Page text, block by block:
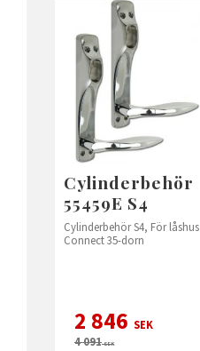
Cylinderbehör
55459E S4
Cylinderbehör S4, För låshus
Connect 35-dorn
2 846 SEK
4 091SEK